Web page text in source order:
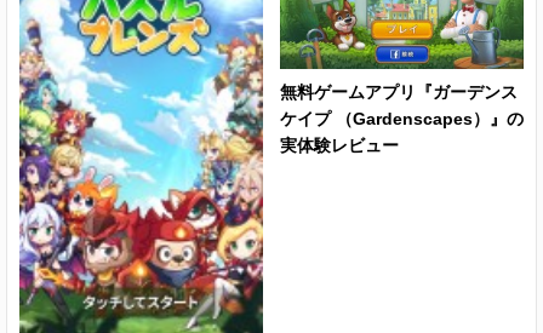
無料ゲームアプリ『ガーデンス
ケイプ （Gardenscapes）』の
実体験レビュー